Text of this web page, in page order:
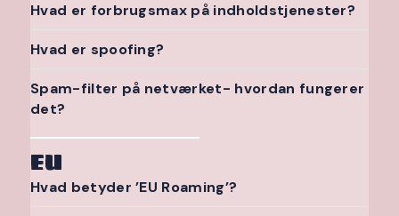
Hvad er forbrugsmax på indholdstjenester?
Hvad er spoofing?
Spam-filter på netværket- hvordan fungerer
det?
EU
Hvad betyder ’EU Roaming’?